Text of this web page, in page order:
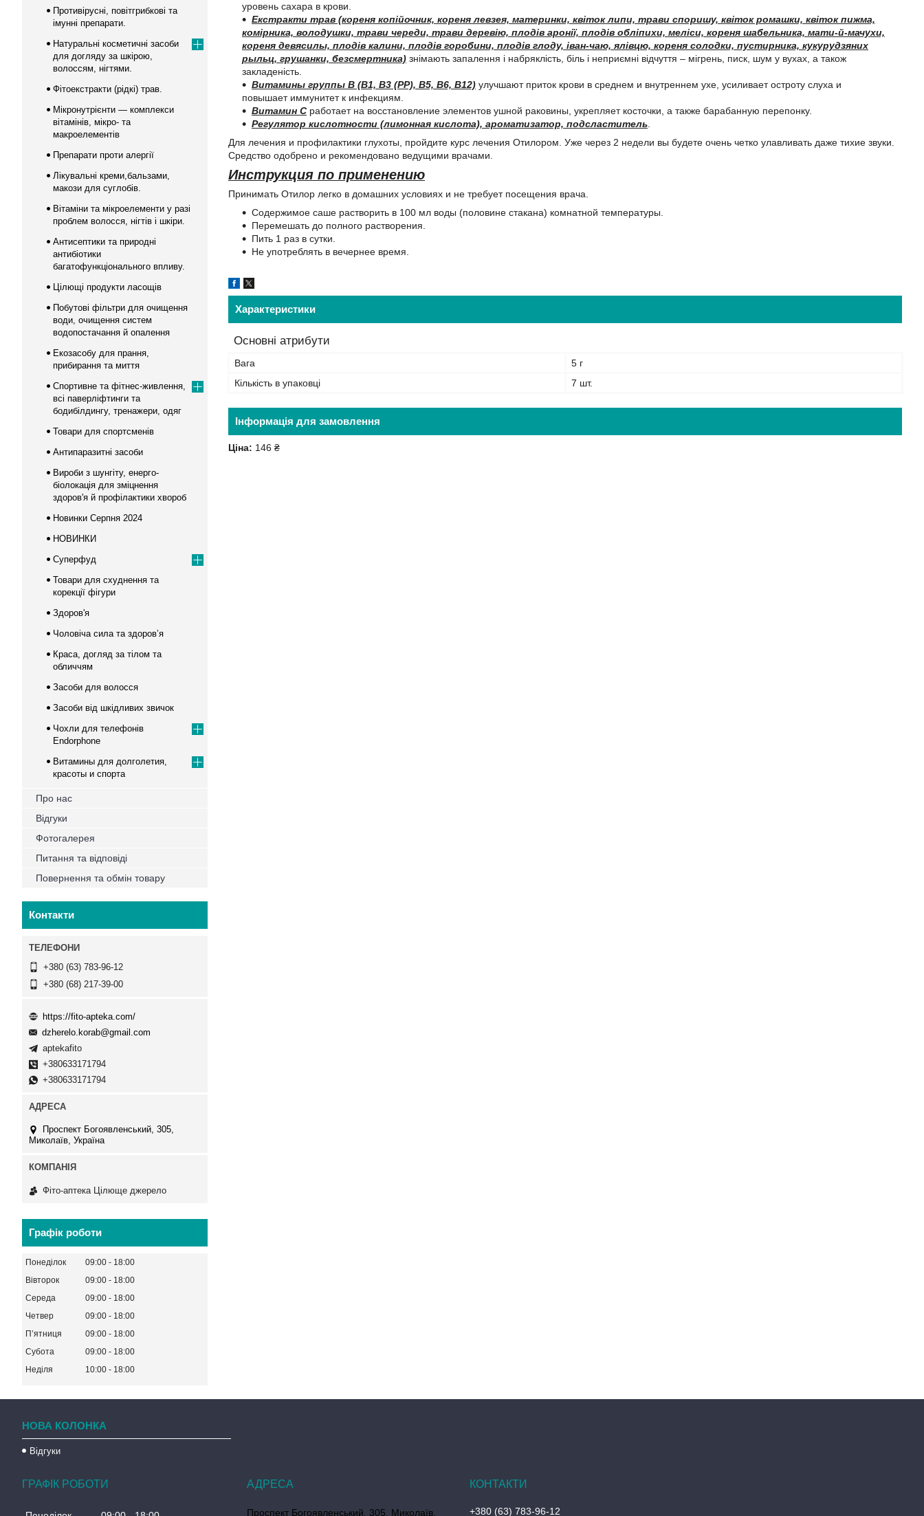
уровень сахара в крови.
Екстракти трав (кореня копійочник, кореня левзея, материнки, квіток липи, трави споришу, квіток ромашки, квіток пижма,
комірника, володушки, трави череди, трави деревію, плодів аронії, плодів обліпихи, меліси, кореня шабельника, мати-й-мачухи,
кореня девясилы, плодів калини, плодів горобини, плодів глоду, іван-чаю, ялівцю, кореня солодки, пустирника, кукурудзяних
рыльц, грушанки, безсмертника) знімають запалення і набряклість, біль і неприємні відчуття – мігрень, писк, шум у вухах, а також
закладеність.
Витамины группы В (В1, В3 (РР), В5, В6, В12) улучшают приток крови в среднем и внутреннем ухе, усиливает остроту слуха и
повышает иммунитет к инфекциям.
Витамин С работает на восстановление элементов ушной раковины, укрепляет косточки, а также барабанную перепонку.
Регулятор кислотности (лимонная кислота), ароматизатор, подсластитель
Для лечения и профилактики глухоты, пройдите курс лечения Отилором. Уже через 2 недели вы будете очень четко улавливать даже тихие звуки.
Средство одобрено и рекомендовано ведущими врачами.
Инструкция по применению
Принимать Отилор легко в домашних условиях и не требует посещения врача.
Содержимое саше растворить в 100 мл воды (половине стакана) комнатной температуры.
Перемешать до полного растворения.
Пить 1 раз в сутки.
Не употреблять в вечернее время.
Характеристики
Основні атрибути
Вага
5 г
Кількість в упаковці
7 шт.
Інформація для замовлення
Ціна: 146 ₴
Противірусні, повітгрибкові та
імунні препарати.
Натуральні косметичні засоби
для догляду за шкірою,
волоссям, нігтями.
Фітоекстракти (рідкі) трав.
Мікронутрієнти — комплекси
вітамінів, мікро- та
макроелементів
Препарати проти алергії
Лікувальні креми,бальзами,
макози для суглобів.
Вітаміни та мікроелементи у разі
проблем волосся, нігтів і шкіри.
Антисептики та природні
антибіотики
багатофункціонального впливу.
Цілющі продукти ласощів
Побутові фільтри для очищення
води, очищення систем
водопостачання й опалення
Екозасобу для прання,
прибирання та миття
Спортивне та фітнес-живлення,
всі паверліфтинги та
бодибілдингу, тренажери, одяг
Товари для спортсменів
Антипаразитні засоби
Вироби з шунгіту, енерго-
біолокація для зміцнення
здоров'я й профілактики хвороб
Новинки Серпня 2024
НОВИНКИ
Суперфуд
Товари для схуднення та
корекції фігури
Здоров'я
Чоловіча сила та здоров’я
Краса, догляд за тілом та
обличчям
Засоби для волосся
Засоби від шкідливих звичок
Чохли для телефонів
Endorphone
Витамины для долголетия,
красоты и спорта
Про нас
Відгуки
Фотогалерея
Питання та відповіді
Повернення та обмін товару
Контакти
+380 (63) 783-96-12
+380 (68) 217-39-00
https://fito-apteka.com/
dzherelo.korab@gmail.com
aptekafito
+380633171794
+380633171794
Проспект Богоявленський, 305,
Миколаїв, Україна
Фіто-аптека Цілюще джерело
Графік роботи
Понеділок 09:00
18:00
Вівторок
09:00
18:00
Середа
09:00
18:00
Четвер
09:00
18:00
Пʼятниця
09:00
18:00
Субота
09:00
18:00
Неділя
10:00 18:00
НОВА КОЛОНКА
Відгуки
ГРАФІК РОБОТИ
Проспект Богоявленський, 305, Миколаїв, +380 (63) 783-96-12